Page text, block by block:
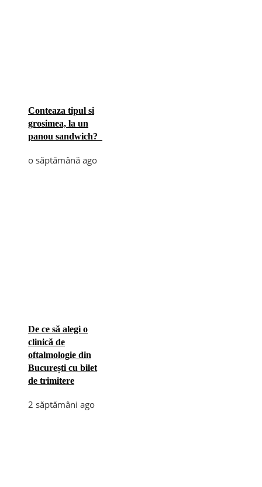
Conteaza tipul si
grosimea, la un
panou sandwich?
o săptămână ago
De ce să alegi o
clinică de
oftalmologie din
București cu bilet
de trimitere
2 săptămâni ago